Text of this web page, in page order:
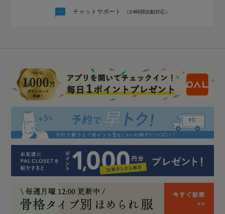
チャットサポート （24時間自動対応）